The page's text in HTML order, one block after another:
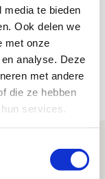
te bieden
Ook delen we
met onze
analyse. Deze
met andere
die ze hebben
services.